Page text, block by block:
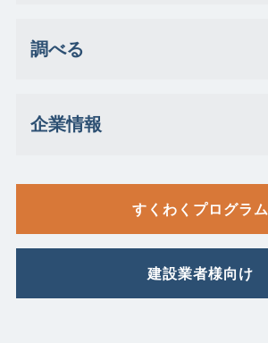
調べる
企業情報
すくわくプログラム
建設業者様向け